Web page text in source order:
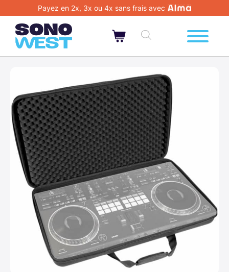
Payez en 2x, 3x ou 4x sans frais avec